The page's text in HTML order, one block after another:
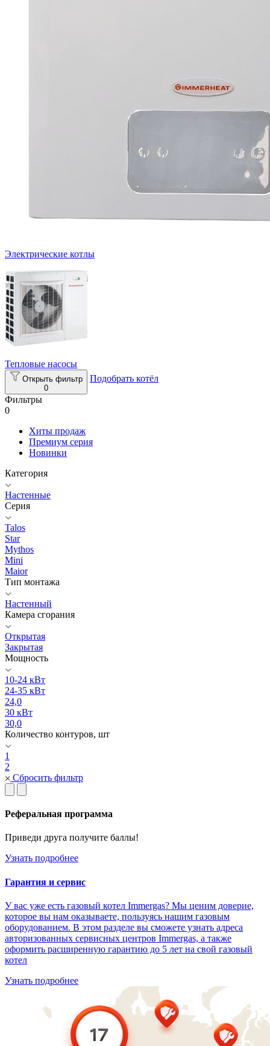
Электрические котлы
Тепловые насосы
Открыть фильтр
0
Подобрать котёл
Фильтры
0
Хиты продаж
Премиум серия
Новинки
Категория
Настенные
Серия
Talos
Star
Mythos
Mini
Maior
Тип монтажа
Настенный
Камера сгорания
Открытая
Закрытая
Мощность
10-24 кВт
24-35 кВт
24,0
30 кВт
30,0
Количество контуров, шт
1
2
Сбросить фильтр
Реферальная программа
Приведи друга получите баллы!
Узнать подробнее
Гарантия и сервис
У вас уже есть газовый котел Immergas? Мы ценим доверие,
которое вы нам оказываете, пользуясь нашим газовым
оборудованием. В этом разделе вы сможете узнать адреса
авторизованных сервисных центров Immergas, а также
оформить расширенную гарантию до 5 лет на свой газовый
котел
Узнать подробнее